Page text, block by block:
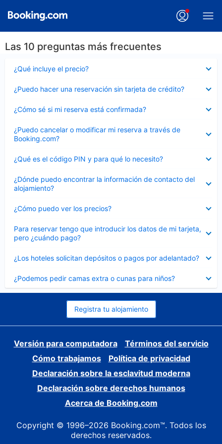
Las 10 preguntas más frecuentes
¿Qué incluye el precio?
cerrado
¿Puedo hacer una reservación sin tarjeta de crédito?
cerrado
¿Cómo sé si mi reserva está confirmada?
cerrado
¿Puedo cancelar o modificar mi reserva a través de
Booking.com?
cerrado
¿Qué es el código PIN y para qué lo necesito?
cerrado
¿Dónde puedo encontrar la información de contacto del
alojamiento?
cerrado
¿Cómo puedo ver los precios?
cerrado
Para reservar tengo que introducir los datos de mi tarjeta,
pero ¿cuándo pago?
cerrado
¿Los hoteles solicitan depósitos o pagos por adelantado?
cerrado
¿Podemos pedir camas extra o cunas para niños?
cerrado
Registra tu alojamiento
Versión para computadora
Términos del servicio
Cómo trabajamos
Política de privacidad
Declaración sobre la esclavitud moderna
Declaración sobre derechos humanos
Acerca de Booking.com
Copyright © 1996–2026 Booking.com™. Todos los
derechos reservados.